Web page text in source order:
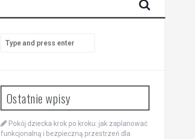
for:
Ostatnie wpisy
Pokój dziecka krok po kroku: jak zaplanować
funkcjonalną i bezpieczną przestrzeń dla